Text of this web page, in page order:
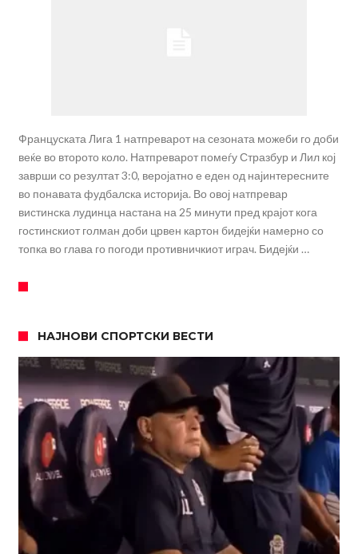
Француската Лига 1 натпреварот на сезоната можеби го доби
веќе во второто коло. Натпреварот помеѓу Стразбур и Лил кој
заврши со резултат 3:0, веројатно е еден од најинтересните
во понавата фудбалска историја. Во овој натпревар
вистинска лудинца настана на 25 минути пред крајот кога
гостинскиот голман доби црвен картон бидејќи намерно со
топка во глава го погоди противничкиот играч. Бидејќи …
НАЈНОВИ СПОРТСКИ ВЕСТИ